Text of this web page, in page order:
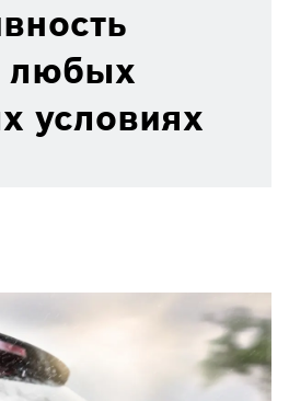
любых
условиях